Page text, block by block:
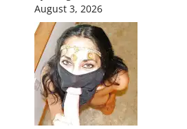
August 3, 2026